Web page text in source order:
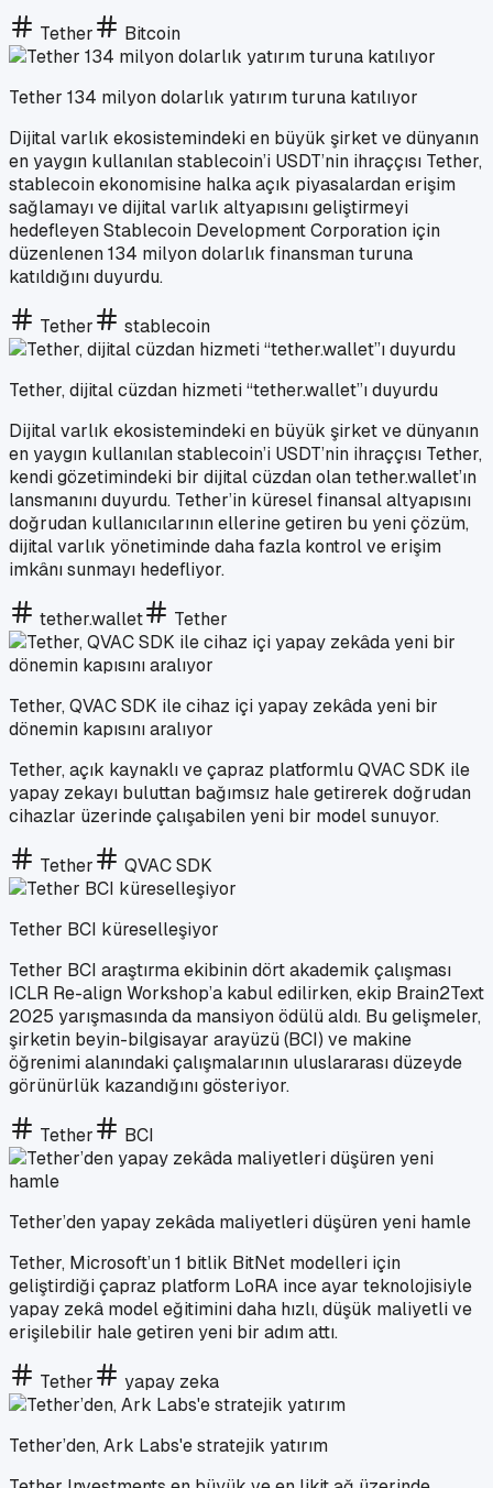
Tether Bitcoin
Tether 134 milyon dolarlık yatırım turuna katılıyor
Dijital varlık ekosistemindeki en büyük şirket ve dünyanın
en yaygın kullanılan stablecoin’i USDT’nin ihraççısı Tether,
stablecoin ekonomisine halka açık piyasalardan erişim
sağlamayı ve dijital varlık altyapısını geliştirmeyi
hedefleyen Stablecoin Development Corporation için
düzenlenen 134 milyon dolarlık finansman turuna
katıldığını duyurdu.
Tether stablecoin
Tether, dijital cüzdan hizmeti “tether.wallet”ı duyurdu
Dijital varlık ekosistemindeki en büyük şirket ve dünyanın
en yaygın kullanılan stablecoin’i USDT’nin ihraççısı Tether,
kendi gözetimindeki bir dijital cüzdan olan tether.wallet’ın
lansmanını duyurdu. Tether’in küresel finansal altyapısını
doğrudan kullanıcılarının ellerine getiren bu yeni çözüm,
dijital varlık yönetiminde daha fazla kontrol ve erişim
imkânı sunmayı hedefliyor.
tether.wallet Tether
Tether, QVAC SDK ile cihaz içi yapay zekâda yeni bir
dönemin kapısını aralıyor
Tether, açık kaynaklı ve çapraz platformlu QVAC SDK ile
yapay zekayı buluttan bağımsız hale getirerek doğrudan
cihazlar üzerinde çalışabilen yeni bir model sunuyor.
Tether QVAC SDK
Tether BCI küreselleşiyor
Tether BCI araştırma ekibinin dört akademik çalışması
ICLR Re-align Workshop’a kabul edilirken, ekip Brain2Text
2025 yarışmasında da mansiyon ödülü aldı. Bu gelişmeler,
şirketin beyin-bilgisayar arayüzü (BCI) ve makine
öğrenimi alanındaki çalışmalarının uluslararası düzeyde
görünürlük kazandığını gösteriyor.
Tether BCI
Tether’den yapay zekâda maliyetleri düşüren yeni hamle
Tether, Microsoft’un 1 bitlik BitNet modelleri için
geliştirdiği çapraz platform LoRA ince ayar teknolojisiyle
yapay zekâ model eğitimini daha hızlı, düşük maliyetli ve
erişilebilir hale getiren yeni bir adım attı.
Tether yapay zeka
Tether’den, Ark Labs'e stratejik yatırım